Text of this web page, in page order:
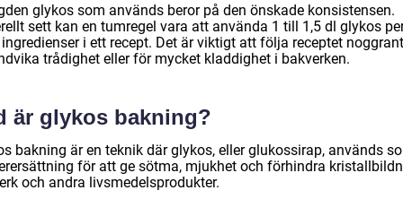
glykos som används beror på den önskade konsistensen.
sett kan en tumregel vara att använda 1 till 1,5 dl glykos
i ett recept. Det är viktigt att följa receptet
trådighet eller för mycket kladdighet i bakverken.
är glykos bakning?
bakning är en teknik där glykos, eller glukossirap, används
för att ge sötma, mjukhet och förhindra
och andra livsmedelsprodukter.